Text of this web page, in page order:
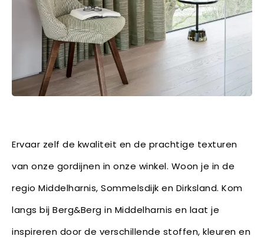
Ervaar zelf de kwaliteit en de prachtige texturen
van onze gordijnen in onze winkel. Woon je in de
regio Middelharnis, Sommelsdijk en Dirksland. Kom
langs bij Berg&Berg in Middelharnis en laat je
inspireren door de verschillende stoffen, kleuren en